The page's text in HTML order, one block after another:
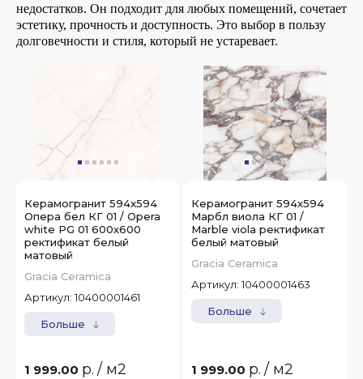
недостатков. Он подходит для любых помещений, сочетает
эстетику, прочность и доступность. Это выбор в пользу
долговечности и стиля, который не устаревает.
Керамогранит 594x594
Опера бел КГ 01 / Opera
white PG 01 600х600
ректификат белый
матовый
Gracia Ceramica
Артикул:10400001461
Больше
1 999.00 р. / м2
Керамогранит 594x594
Марбл виола КГ 01 /
Marble viola ректификат
белый матовый
Gracia Ceramica
Артикул:10400001463
Больше
1 999.00 р. / м2